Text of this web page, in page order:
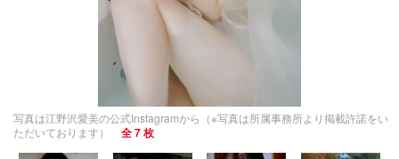
写真は江野沢愛美の公式Instagramから（※写真は所属事務所より掲載許諾をい
ただいております）
全 7 枚